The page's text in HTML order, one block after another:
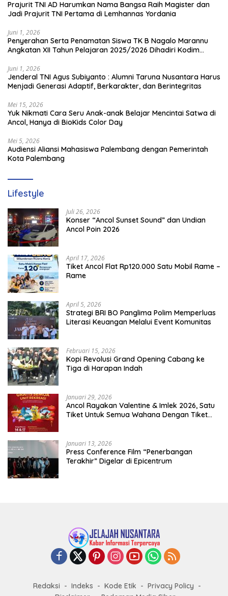
Prajurit TNI AD Harumkan Nama Bangsa Raih Magister dan
Jadi Prajurit TNI Pertama di Lemhannas Yordania
Juni 1, 2026
Penyerahan Serta Penamatan Siswa TK B Nagalo Marannu
Angkatan XII Tahun Pelajaran 2025/2026 Dihadiri Kodim
Juni 1, 2026
Jenderal TNI Agus Subiyanto : Alumni Taruna Nusantara Harus
Menjadi Generasi Adaptif, Berkarakter, dan Berintegritas
Mei 15, 2026
Yuk Nikmati Cara Seru Anak-anak Belajar Mencintai Satwa di
Ancol, Hanya di BioKids Color Day
Mei 5, 2026
Audiensi Aliansi Mahasiswa Palembang dengan Pemerintah
Kota Palembang
Lifestyle
Juli 26, 2026
Konser “Ancol Sunset Sound” dan Undian
Ancol Poin 2026
April 17, 2026
Tiket Ancol Flat Rp120.000 Satu Mobil Rame –
Rame
April 5, 2026
​Strategi BRI BO Panglima Polim Memperluas
Literasi Keuangan Melalui Event Komunitas
Februari 15, 2026
Kopi Revolusi Grand Opening Cabang ke
Tiga di Harapan Indah
Januari 29, 2026
Ancol Rayakan Valentine & Imlek 2026, Satu
Tiket Untuk Semua Wahana Dengan Tiket
Januari 13, 2026
Press Conference Film “Penerbangan
Terakhir” Digelar di Epicentrum
Redaksi Indeks Kode Etik
Privacy Policy